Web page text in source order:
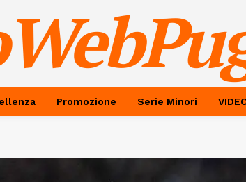
Promozione Serie Minori